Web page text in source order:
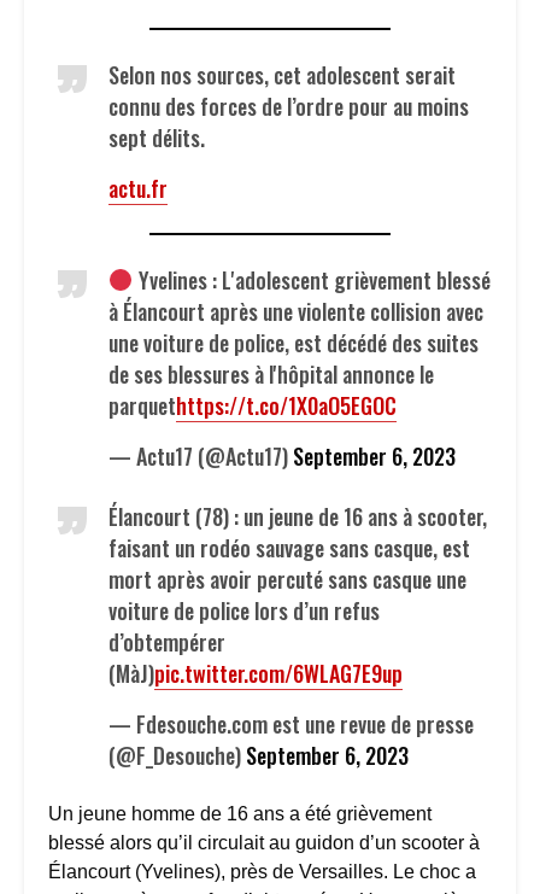
Selon nos sources, cet adolescent serait
connu des forces de l’ordre pour au moins
sept délits.
actu.fr
Yvelines : L'adolescent grièvement blessé
à Élancourt après une violente collision avec
une voiture de police, est décédé des suites
de ses blessures à l'hôpital annonce le
parquethttps://t.co/1X0aO5EGOC
— Actu17 (@Actu17)September 6, 2023
Élancourt (78) : un jeune de 16 ans à scooter,
faisant un rodéo sauvage sans casque, est
mort après avoir percuté sans casque une
voiture de police lors d’un refus
d’obtempérer
(MàJ)pic.twitter.com/6WLAG7E9up
— Fdesouche.com est une revue de presse
(@F_Desouche)September 6, 2023
Un jeune homme de 16 ans a été grièvement
blessé alors qu’il circulait au guidon d’un scooter à
Élancourt (Yvelines), près de Versailles. Le choc a